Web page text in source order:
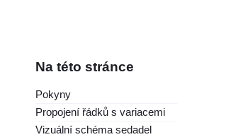
Na této stránce
Pokyny
Propojení řádků s variacemi
Vizuální schéma sedadel